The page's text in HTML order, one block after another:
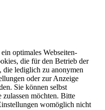
optimales Webseiten-
die für den Betrieb der
die lediglich zu anonymen
oder zur Anzeige
Sie können selbst
zulassen möchten. Bitte
womöglich nicht